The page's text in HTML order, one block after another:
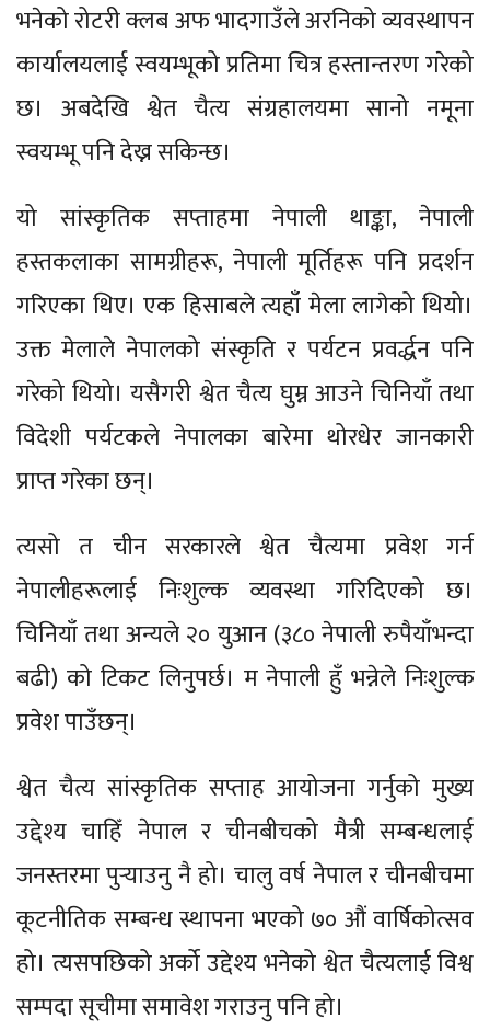
भनेको रोटरी क्लब अफ भादगाउँले अरनिको व्यवस्थापन
कार्यालयलाई स्वयम्भूको प्रतिमा चित्र हस्तान्तरण गरेको
छ। अबदेखि श्वेत चैत्य संग्रहालयमा सानो नमूना
स्वयम्भू पनि देख्न सकिन्छ।
यो सांस्कृतिक सप्ताहमा नेपाली थाङ्का, नेपाली
हस्तकलाका सामग्रीहरू, नेपाली मूर्तिहरू पनि प्रदर्शन
गरिएका थिए। एक हिसाबले त्यहाँ मेला लागेको थियो।
उक्त मेलाले नेपालको संस्कृति र पर्यटन प्रवर्द्धन पनि
गरेको थियो। यसैगरी श्वेत चैत्य घुम्न आउने चिनियाँ तथा
विदेशी पर्यटकले नेपालका बारेमा थोरधेर जानकारी
प्राप्त गरेका छन्।
त्यसो त चीन सरकारले श्वेत चैत्यमा प्रवेश गर्न
नेपालीहरूलाई निःशुल्क व्यवस्था गरिदिएको छ।
चिनियाँ तथा अन्यले २० युआन (३८० नेपाली रुपैयाँभन्दा
बढी) को टिकट लिनुपर्छ। म नेपाली हुँ भन्नेले निःशुल्क
प्रवेश पाउँछन्।
श्वेत चैत्य सांस्कृतिक सप्ताह आयोजना गर्नुको मुख्य
उद्देश्य चाहिँ नेपाल र चीनबीचको मैत्री सम्बन्धलाई
जनस्तरमा पुर्‍याउनु नै हो। चालु वर्ष नेपाल र चीनबीचमा
कूटनीतिक सम्बन्ध स्थापना भएको ७० औं वार्षिकोत्सव
हो। त्यसपछिको अर्को उद्देश्य भनेको श्वेत चैत्यलाई विश्व
सम्पदा सूचीमा समावेश गराउनु पनि हो।